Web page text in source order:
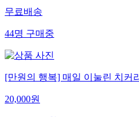
무료배송
44명구매중
[만원의 행복] 매일 이눌린 치커
20,000원